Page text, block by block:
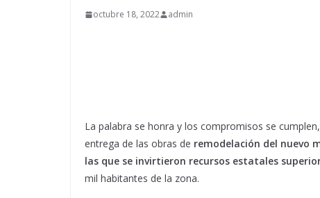
octubre 18, 2022 admin
La palabra se honra y los compromisos se
entrega de las obras de remodelación del nuevo
las que se invirtieron recursos estatales
mil habitantes de la zona.